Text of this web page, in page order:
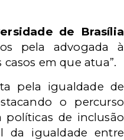
de Brasília
pela advogada à
em que atua”.
pela igualdade de
o percurso
políticas de inclusão
da igualdade entre